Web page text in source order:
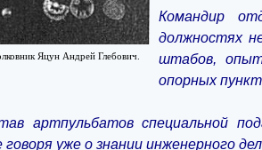
Яцун Андрей Глебович.
Командир
должностях
штабов,
опорных
артпульбатов специальной
говоря уже о знании инженерного